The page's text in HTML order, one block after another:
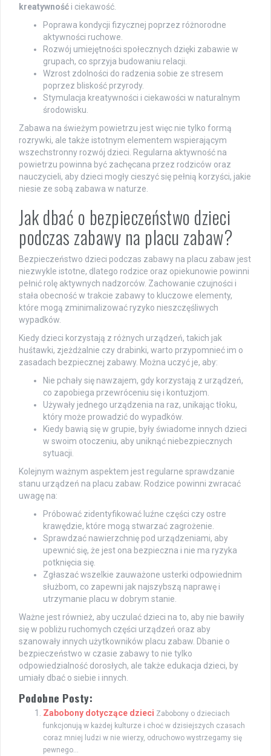
kreatywność i ciekawość.
Poprawa kondycji fizycznej poprzez różnorodne
aktywności ruchowe.
Rozwój umiejętności społecznych dzięki zabawie w
grupach, co sprzyja budowaniu relacji.
Wzrost zdolności do radzenia sobie ze stresem
poprzez bliskość przyrody.
Stymulacja kreatywności i ciekawości w naturalnym
środowisku.
Zabawa na świeżym powietrzu jest więc nie tylko formą
rozrywki, ale także istotnym elementem wspierającym
wszechstronny rozwój dzieci. Regularna aktywność na
powietrzu powinna być zachęcana przez rodziców oraz
nauczycieli, aby dzieci mogły cieszyć się pełnią korzyści, jakie
niesie ze sobą zabawa w naturze.
Jak dbać o bezpieczeństwo dzieci
podczas zabawy na placu zabaw?
Bezpieczeństwo dzieci podczas zabawy na placu zabaw jest
niezwykle istotne, dlatego rodzice oraz opiekunowie powinni
pełnić rolę aktywnych nadzorców. Zachowanie czujności i
stała obecność w trakcie zabawy to kluczowe elementy,
które mogą zminimalizować ryzyko nieszczęśliwych
wypadków.
Kiedy dzieci korzystają z różnych urządzeń, takich jak
huśtawki, zjeżdżalnie czy drabinki, warto przypomnieć im o
zasadach bezpiecznej zabawy. Można uczyć je, aby:
Nie pchały się nawzajem, gdy korzystają z urządzeń,
co zapobiega przewróceniu się i kontuzjom.
Używały jednego urządzenia na raz, unikając tłoku,
który może prowadzić do wypadków.
Kiedy bawią się w grupie, były świadome innych dzieci
w swoim otoczeniu, aby uniknąć niebezpiecznych
sytuacji.
Kolejnym ważnym aspektem jest regularne sprawdzanie
stanu urządzeń na placu zabaw. Rodzice powinni zwracać
uwagę na:
Próbować zidentyfikować luźne części czy ostre
krawędzie, które mogą stwarzać zagrożenie.
Sprawdzać nawierzchnię pod urządzeniami, aby
upewnić się, że jest ona bezpieczna i nie ma ryzyka
potknięcia się.
Zgłaszać wszelkie zauważone usterki odpowiednim
służbom, co zapewni jak najszybszą naprawę i
utrzymanie placu w dobrym stanie.
Ważne jest również, aby uczulać dzieci na to, aby nie bawiły
się w pobliżu ruchomych części urządzeń oraz aby
szanowały innych użytkowników placu zabaw. Dbanie o
bezpieczeństwo w czasie zabawy to nie tylko
odpowiedzialność dorosłych, ale także edukacja dzieci, by
umiały dbać o siebie i innych.
Podobne Posty:
Zabobony dotyczące dzieci Zabobony o dzieciach
funkcjonują w każdej kulturze i choć w dzisiejszych czasach
coraz mniej ludzi w nie wierzy, odruchowo wystrzegamy się
pewnego...